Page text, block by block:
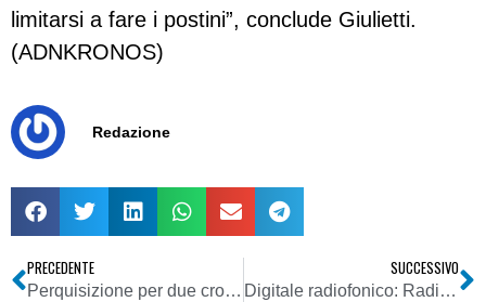
limitarsi a fare i postini”, conclude Giulietti.
(ADNKRONOS)
Redazione
PRECEDENTE
Perquisizione per due cronisti del “Corriere” nell’ambito del caso De Gregorio
SUCCESSIVO
Digitale radiofonico: Radio Passioni critica (costruttivamente) il nostro articolo sulla neutralità tecnologica